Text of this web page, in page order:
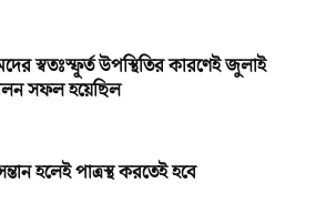
স্বতঃস্ফূর্ত উপস্থিতির কারণেই জুলাই
সফল হয়েছিল
হলেই পাত্রস্থ করতেই হবে